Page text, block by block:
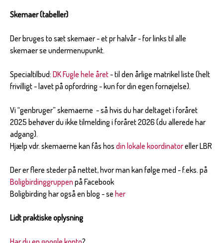
Skemaer (tabeller)
Der bruges to sæt skemaer - et pr halvår - for links til alle
skemaer se undermenupunkt.
Specialtilbud: DK Fugle hele året- til den årlige matrikel liste (helt
frivilligt - lavet på opfordring - kun for din egen fornøjelse).
Vi “genbruger” skemaerne - så hvis du har deltaget i foråret
2025 behøver du ikke tilmelding i foråret 2026 (du allerede har
adgang).
Hjælp vdr. skemaerne kan fås hos din lokale koordinatoreller LBR
Der er flere steder på nettet, hvor man kan følge med - f.eks. på
Boligbirdinggruppen på Facebook
Boligbirding har også en blog - se her
Lidt praktiske oplysning